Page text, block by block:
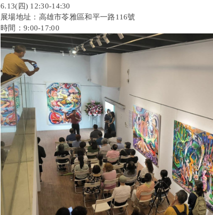
6.13(四) 12:30-14:30
展場地址：高雄市苓雅區和平一路116號
時間：9:00-17:00